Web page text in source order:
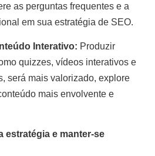
as perguntas frequentes e a
em sua estratégia de SEO.
Interativo: Produzir
quizzes, vídeos interativos e
será mais valorizado, explore
mais envolvente e
estratégia e manter-se